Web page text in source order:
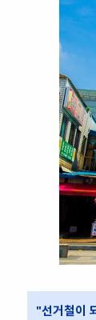
"선거철이